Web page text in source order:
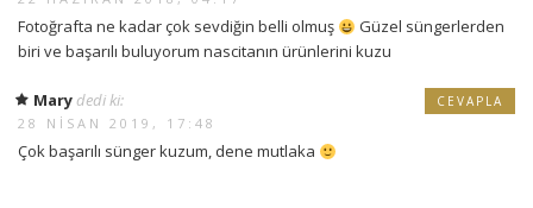
Fotoğrafta ne kadar çok sevdiğin belli olmuş
Güzel süngerlerden
biri ve başarılı buluyorum nascitanın ürünlerini kuzu
Mary dedi ki:
28 NISAN 2019, 17:48
Çok başarılı sünger kuzum, dene mutlaka
CEVAPLA